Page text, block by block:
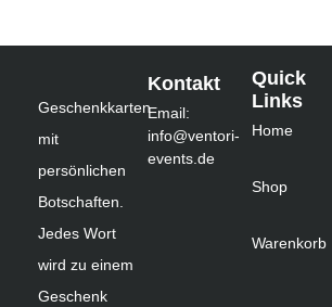
Geschenkkarten
mit
persönlichen
Botschaften.
Jedes Wort
wird zu einem
Geschenk
Kontakt
Email:
info@ventori-
events.de
Quick
Links
Home
Shop
Warenkorb